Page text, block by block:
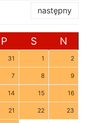
następny
P S N
31 1 2
7 8 9
14 15 16
21 22 23